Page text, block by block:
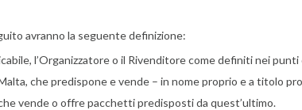
avranno la seguente definizione:
l’Organizzatore o il Rivenditore come definiti nei
che predispone e vende – in nome proprio e a titolo
vende o offre pacchetti predisposti da quest’ultimo.